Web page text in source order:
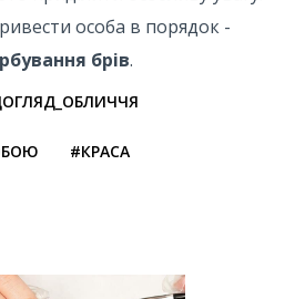
особа в порядок -
брів.
#КРАСА